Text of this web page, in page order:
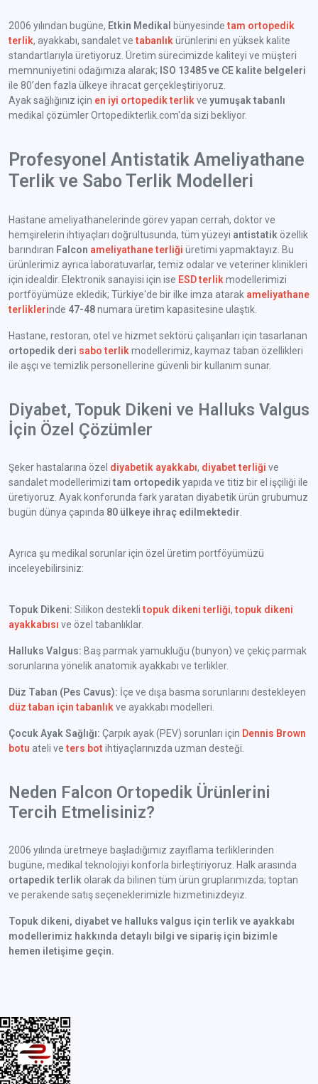
2006 yılından bugüne, Etkin Medikal bünyesindetam ortopedik
terlik, ayakkabı, sandalet vetabanlık ürünlerini en yüksek kalite
standartlarıyla üretiyoruz. Üretim sürecimizde kaliteyi ve müşteri
memnuniyetini odağımıza alarak; ISO 13485 ve CE kalite belgeleri
ile 80’den fazla ülkeye ihracat gerçekleştiriyoruz.
Ayak sağlığınız için en iyi ortopedik terlik ve yumuşak tabanlı
medikal çözümler Ortopedikterlik.com'da sizi bekliyor.
Profesyonel Antistatik Ameliyathane
Terlik ve Sabo Terlik Modelleri
Hastane ameliyathanelerinde görev yapan cerrah, doktor ve
hemşirelerin ihtiyaçları doğrultusunda, tüm yüzeyi antistatik özellik
barındıran Falcon ameliyathane terliği üretimi yapmaktayız. Bu
ürünlerimiz ayrıca laboratuvarlar, temiz odalar ve veteriner klinikleri
için idealdir. Elektronik sanayisi için ise ESD terlik modellerimizi
portföyümüze ekledik; Türkiye'de bir ilke imza atarak ameliyathane
terliklerinde 47-48numara üretim kapasitesine ulaştık.
Hastane, restoran, otel ve hizmet sektörü çalışanları için tasarlanan
ortopedik deri sabo terlik modellerimiz, kaymaz taban özellikleri
ile aşçı ve temizlik personellerine güvenli bir kullanım sunar.
Diyabet, Topuk Dikeni ve Halluks Valgus
İçin Özel Çözümler
Şeker hastalarına özel diyabetik ayakkabı, diyabet terliği ve
sandalet modellerimizi tam ortopedik yapıda ve titiz bir el işçiliği ile
üretiyoruz. Ayak konforunda fark yaratan diyabetik ürün grubumuz
bugün dünya çapında 80 ülkeye ihraç edilmektedir
Ayrıca şu medikal sorunlar için özel üretim portföyümüzü
inceleyebilirsiniz:
Topuk Dikeni: Silikon desteklitopuk dikeni terliği,topuk dikeni
ayakkabısı ve özel tabanlıklar.
Halluks Valgus: Baş parmak yamukluğu (bunyon) ve çekiç parmak
sorunlarına yönelik anatomik ayakkabı ve terlikler.
Düz Taban (Pes Cavus): İçe ve dışa basma sorunlarını destekleyen
düz taban için tabanlık ve ayakkabı modelleri.
Çocuk Ayak Sağlığı: Çarpık ayak (PEV) sorunları için Dennis Brown
botu ateli veters bot ihtiyaçlarınızda uzman desteği.
Neden Falcon Ortopedik Ürünlerini
Tercih Etmelisiniz?
2006 yılında üretmeye başladığımız zayıflama terliklerinden
bugüne, medikal teknolojiyi konforla birleştiriyoruz. Halk arasında
ortapedik terlik olarak da bilinen tüm ürün gruplarımızda; toptan
ve perakende satış seçeneklerimizle hizmetinizdeyiz.
Topuk dikeni, diyabet ve halluks valgus için terlik ve ayakkabı
modellerimiz hakkında detaylı bilgi ve sipariş için bizimle
hemen iletişime geçin.